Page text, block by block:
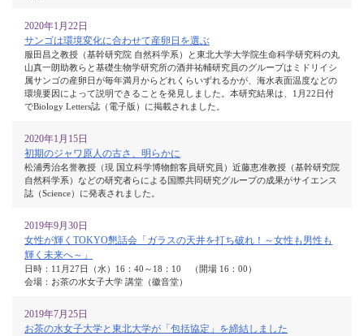
2020年1月22日
サンゴは環境変化に合わせて産卵日を選ぶ
服田昌之教授（基幹研究院 自然科学系）と東北大学大学院生命科学研究科の丸
山真一朗助教らと基礎生物学研究所の酒井祐輔研究員のグループはミドリイシ
属サンゴの産卵日が毎年満月からどれくらいずれるかが、海水表面温度などの
環境要因によって説明できることを発見しました。本研究結果は、1月22日付
でBiology Letters誌（電子版）に掲載されました。
2020年1月15日
初期のジャワ原人の古さ、明らかに
松浦秀治名誉教授（現 国立科学博物館客員研究員）近藤恵准教授（基幹研究院
自然科学系）などの研究者らによる国際共同研究グループの成果がサイエンス
誌（Science）に発表されました。
2019年9月30日
女性が輝くTOKYO懇話会「ガラスの天井を打ち破れ！～女性も男性も
輝く未来へ～」
日時：11月27日（水）16：40～18：10 （開場 16：00）
会場：お茶の水女子大学 講堂（徽音堂）
2019年7月25日
お茶の水女子大学と東北大学が「包括協定」を締結しました